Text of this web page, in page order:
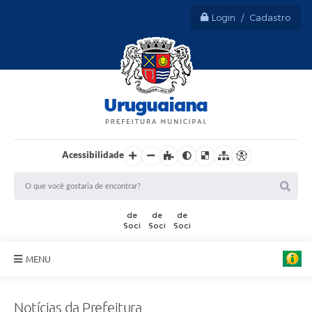
Login / Cadastro
Acessibilidade
MENU
Notícias da Prefeitura